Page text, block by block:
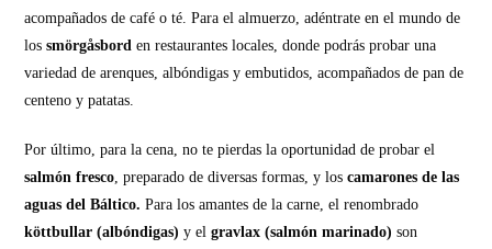
acompañados de café o té. Para el almuerzo, adéntrate en el mundo de
lossmörgåsbord en restaurantes locales, donde podrás probar una
variedad de arenques, albóndigas y embutidos, acompañados de pan de
centeno y patatas.
Por último, para la cena, no te pierdas la oportunidad de probar el
salmón fresco, preparado de diversas formas, y loscamarones de las
aguas del Báltico.Para los amantes de la carne, el renombrado
köttbullar (albóndigas) y elgravlax (salmón marinado) son